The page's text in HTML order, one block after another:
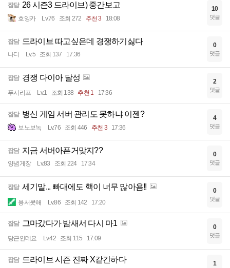
잡담 26 시즌3 드라이브) 중간보고
호잉카 Lv.76 조회 272 추천 3 18:08
10
댓글
잡담 드라이브 따고싶은데 경쟁하기싫다
나디 Lv.5 조회 137 17:36
0
댓글
잡담 경쟁 다이아 달성
푸시리프 Lv.1 조회 138 추천 1 17:36
2
댓글
잡담 병신 게임 서버 관리도 못하냐 이젠?
보노보놐 Lv.76 조회 446 추천 3 17:36
4
댓글
잡담 지금 서버아픈거맞지??
양념게장 Lv.83 조회 224 17:34
0
댓글
잡담 세기말... 빠대에도 핵이 너무 많아욤!!
용서못해 Lv.86 조회 142 17:20
0
댓글
잡담 그마갔다가 밤새서 다시 마1
당근인데요 Lv.42 조회 115 17:09
0
댓글
잡담 드라이브 시즌 진짜 X같긴하다 1